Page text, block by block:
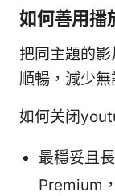
如何善用播
把同主題的
順暢，減少無
如何关闭
最穩妥且
Premium